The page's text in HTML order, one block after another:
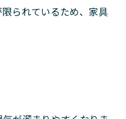
られているため、家具